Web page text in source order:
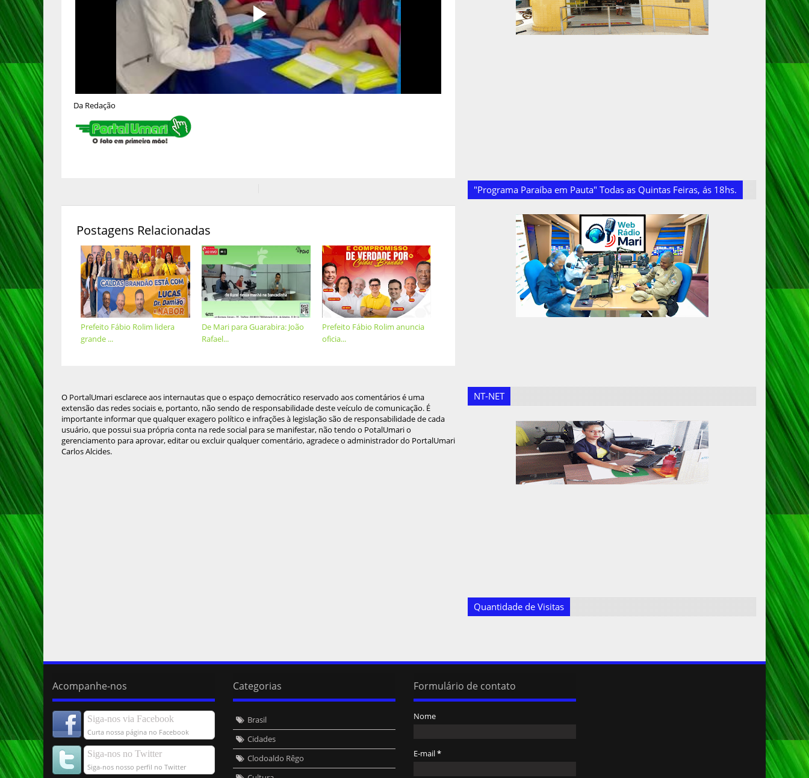
Da Redação
Postagens Relacionadas
Prefeito Fábio Rolim anuncia
oficia...
De Mari para Guarabira: João
Rafael...
Prefeito Fábio Rolim lidera
grande ...
O PortalUmari esclarece aos internautas que o espaço democrático reservado aos comentários é uma
extensão das redes sociais e, portanto, não sendo de responsabilidade deste veículo de comunicação. É
importante informar que qualquer exagero político e infrações à legislação são de responsabilidade de cada
usuário, que possui sua própria conta na rede social para se manifestar, não tendo o PotalUmari o
gerenciamento para aprovar, editar ou excluir qualquer comentário, agradece o administrador do PortalUmari
Carlos Alcides.
"Programa Paraíba em Pauta" Todas as Quintas Feiras, ás 18hs.
NT-NET
Quantidade de Visitas
Acompanhe-nos
Siga-nos via Facebook
Curta nossa página no Facebook
Siga-nos no Twitter
Siga-nos nosso perfil no Twitter
Categorias
Brasil
Cidades
Clodoaldo Rêgo
Formulário de contato
Nome
E-mail*